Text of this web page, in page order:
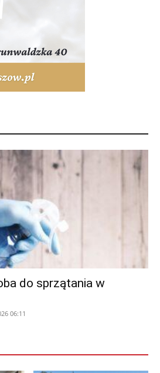
do sprzątania w
06:11